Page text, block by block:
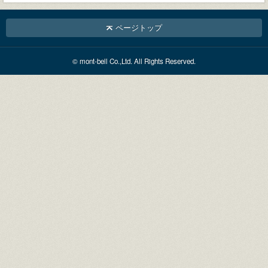
ページトップ
© mont-bell Co.,Ltd. All Rights Reserved.